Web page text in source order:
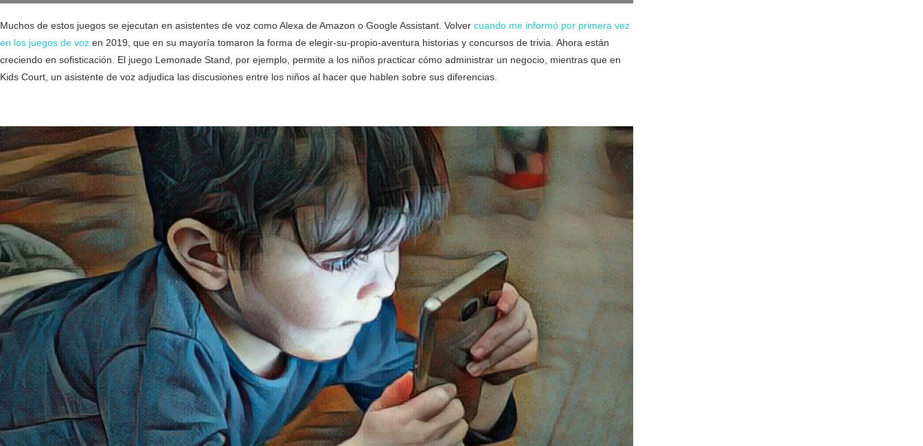
Muchos de estos juegos se ejecutan en asistentes de voz como Alexa de Amazon o Google Assistant. Volver cuando me informó por primera vez
en los juegos de voz en 2019, que en su mayoría tomaron la forma de elegir-su-propio-aventura historias y concursos de trivia. Ahora están
creciendo en sofisticación. El juego Lemonade Stand, por ejemplo, permite a los niños practicar cómo administrar un negocio, mientras que en
Kids Court, un asistente de voz adjudica las discusiones entre los niños al hacer que hablen sobre sus diferencias.